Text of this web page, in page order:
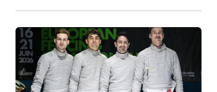
Italien:
Dormagener
Nachwuchs
überzeugt